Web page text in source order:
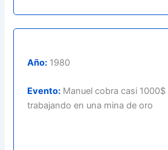
Año: 1980
Evento: Manuel cobra casi 1000$
trabajando en una mina de oro